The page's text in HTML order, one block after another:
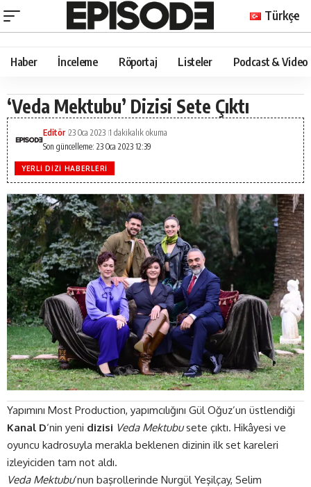
Türkçe
Haber İnceleme Röportaj Listeler Podcast & Video
‘Veda Mektubu’ Dizisi Sete Çıktı
Son güncelleme: 23 Oca 2023 12:39
Editör 23 Oca 2023 1 dakikalık okuma
YERLI DIZI HABERLERI
Yapımını Most Production, yapımcılığını Gül Oğuz’un üstlendiği
Kanal D‘nin yeni dizisi Veda Mektubusete çıktı. Hikâyesi ve
oyuncu kadrosuyla merakla beklenen dizinin ilk set kareleri
izleyiciden tam not aldı.
Veda Mektubu‘nun başrollerinde Nurgül Yeşilçay, Selim